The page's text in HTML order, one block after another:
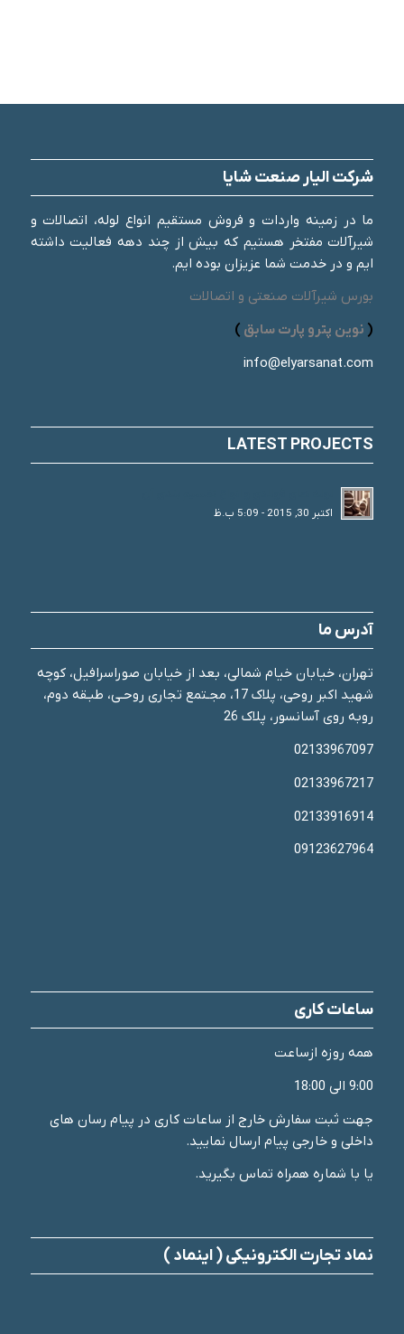
شرکت الیار صنعت شایا
ما در زمینه واردات و فروش مستقیم انواع لوله، اتصالات و
شیرآلات مفتخر هستیم که بیش از چند دهه فعالیت داشته
ایم و در خدمت شما عزیزان بوده ایم.
بورس شیرآلات صنعتی و اتصالات
( نوین پترو پارت سابق )
info@elyarsanat.com
LATEST PROJECTS
اکتبر 30, 2015 - 5:09 ب.ظ
آدرس ما
تهران، خیابان خیام شمالی، بعد از خیابان صوراسرافیل، کوچه
شهید اکبر روحی، پلاک 17، مجـتمع تجاری روحـی، طبـقه دوم،
روبه روی آسانسور، پلاک 26
02133967097
02133967217
02133916914
09123627964
ساعات کاری
همه روزه ازساعت
9:00 الی 18:00
جهت ثبت سفارش خارج از ساعات کاری در پیام رسان های
داخلی و خارجی پیام ارسال نمایید.
یا با شماره همراه تماس بگیرید.
نماد تجارت الکترونیکی ( اینماد )